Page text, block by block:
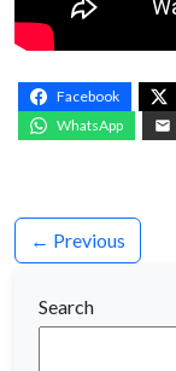
Facebook
WhatsApp
← Previous
Search